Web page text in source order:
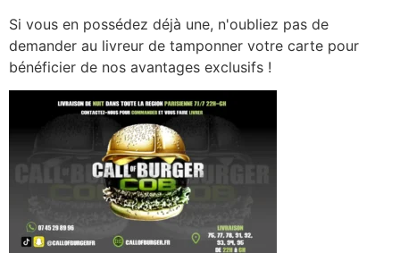
Si vous en possédez déjà une, n'oubliez pas de
demander au livreur de tamponner votre carte pour
bénéficier de nos avantages exclusifs !